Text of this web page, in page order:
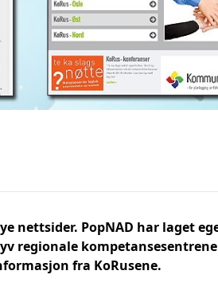
nettsider. PopNAD har laget
regionale
fra KoRusene.